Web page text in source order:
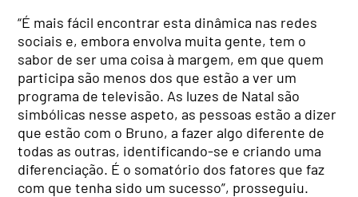
“É mais fácil encontrar esta dinâmica nas redes
sociais e, embora envolva muita gente, tem o
sabor de ser uma coisa à margem, em que quem
participa são menos dos que estão a ver um
programa de televisão. As luzes de Natal são
simbólicas nesse aspeto, as pessoas estão a dizer
que estão com o Bruno, a fazer algo diferente de
todas as outras, identificando-se e criando uma
diferenciação. É o somatório dos fatores que faz
com que tenha sido um sucesso”, prosseguiu.